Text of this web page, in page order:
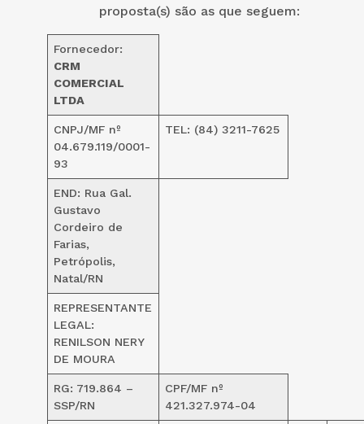
proposta(s) são as que seguem:
Fornecedor:
CRM
COMERCIAL
LTDA
CNPJ/MF nº
04.679.119/0001-
93
TEL: (84) 3211-7625
END: Rua Gal.
Gustavo
Cordeiro de
Farias,
Petrópolis,
Natal/RN
REPRESENTANTE
LEGAL:
RENILSON NERY
DE MOURA
RG: 719.864 –
SSP/RN
CPF/MF nº
421.327.974-04